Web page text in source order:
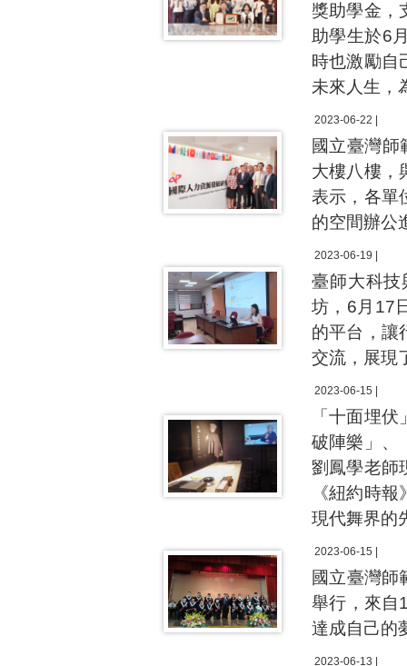
獎助學金，
助學生於6
時也激勵自
未來人生，
2023-06-22 |
國立臺灣
大樓八樓，
表示，各單
的空間辦公
2023-06-19 |
臺師大科技
坊，6月17
的平台，讓
交流，展現
2023-06-15 |
「十面埋
破陣樂」、
劉鳳學老師
《紐約時
現代舞界的
2023-06-15 |
國立臺灣師
舉行，來自
達成自己的
2023-06-13 |